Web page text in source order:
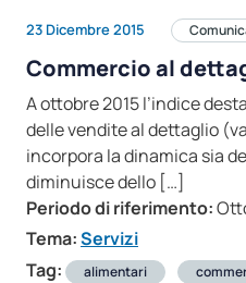
23 Dicembre 2015
Commercio al
A ottobre 2015 l’indice
delle vendite al dettaglio
incorpora la dinamica sia
diminuisce dello […]
Periodo di riferimento:
Tema:Servizi
Tag:
alimentari